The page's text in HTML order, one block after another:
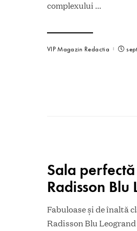
complexului ...
VIP Magazin Redactia
Sala
Radisson
Fabuloase şi de înaltă
Radisson Blu